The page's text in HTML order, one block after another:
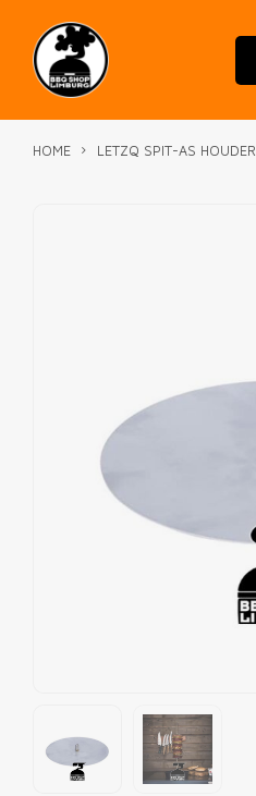
HOME LETZQ SPIT-AS HOUDER